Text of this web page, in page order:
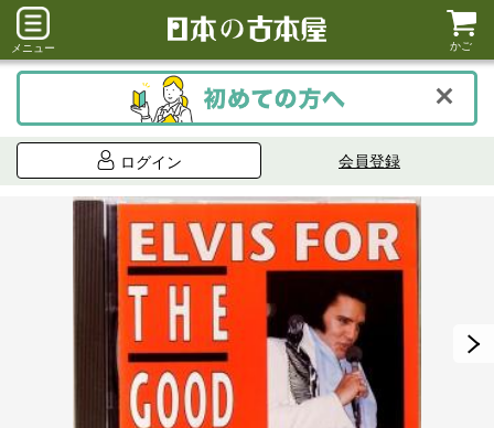
メニュー かご
ログイン 会員登録